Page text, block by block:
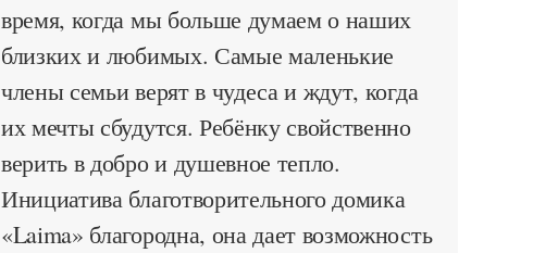
время, когда мы больше думаем о наших
близких и любимых. Самые маленькие
члены семьи верят в чудеса и ждут, когда
их мечты сбудутся. Ребёнку свойственно
верить в добро и душевное тепло.
Инициатива благотворительного домика
«Laima» благородна, она дает возможность